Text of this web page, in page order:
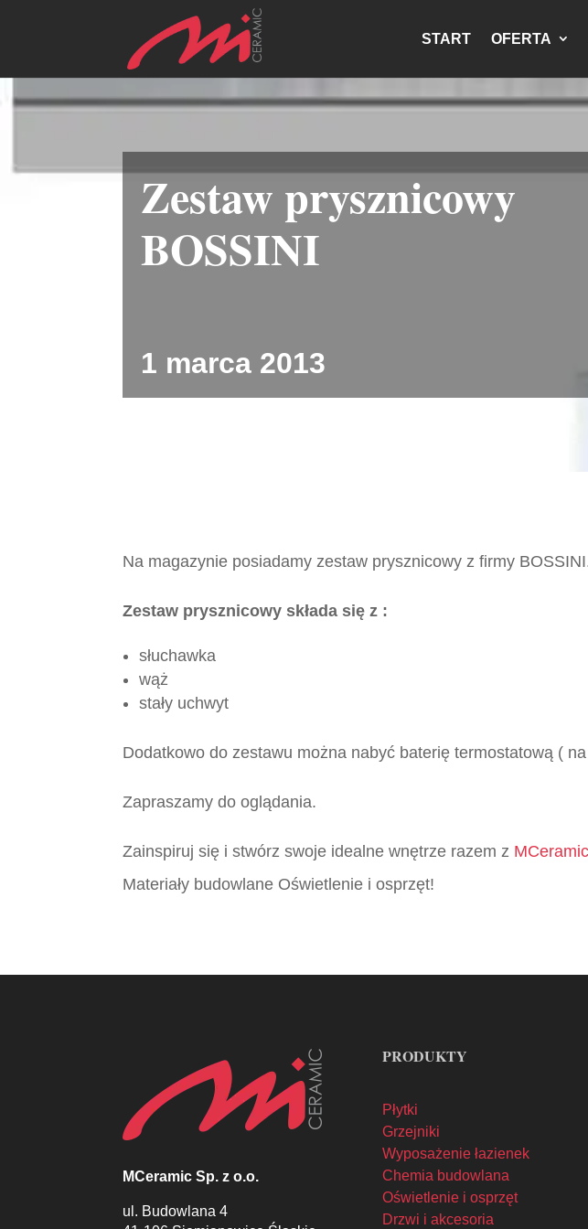
START OFERTA
Zestaw prysznicowy
BOSSINI
1 marca 2013
Na magazynie posiadamy zestaw prysznicowy z firmy
Zestaw prysznicowy składa się z :
słuchawka
wąż
stały uchwyt
Dodatkowo do zestawu można nabyć baterię termostatową (
Zapraszamy do oglądania.
Zainspiruj się i stwórz swoje idealne wnętrze razem z MCeramic
Materiały budowlane Oświetlenie i osprzęt!
MCeramic Sp. z o.o.
ul. Budowlana 4
PRODUKTY
Płytki
Grzejniki
Wyposażenie łazienek
Chemia budowlana
Oświetlenie i osprzęt
Drzwi i akcesoria